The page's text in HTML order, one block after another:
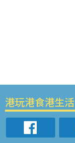
港玩港食港生活